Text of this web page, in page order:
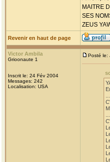
MAITRE
SES
ZEUS
Revenir en haut de page
Victor Ambila
Grioonaute 1
Inscrit le: 24 Fév 2004
Messages: 242
Localisation: USA
Posté le: